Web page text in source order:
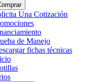
Una Cotización
de Manejo
fichas técnicas